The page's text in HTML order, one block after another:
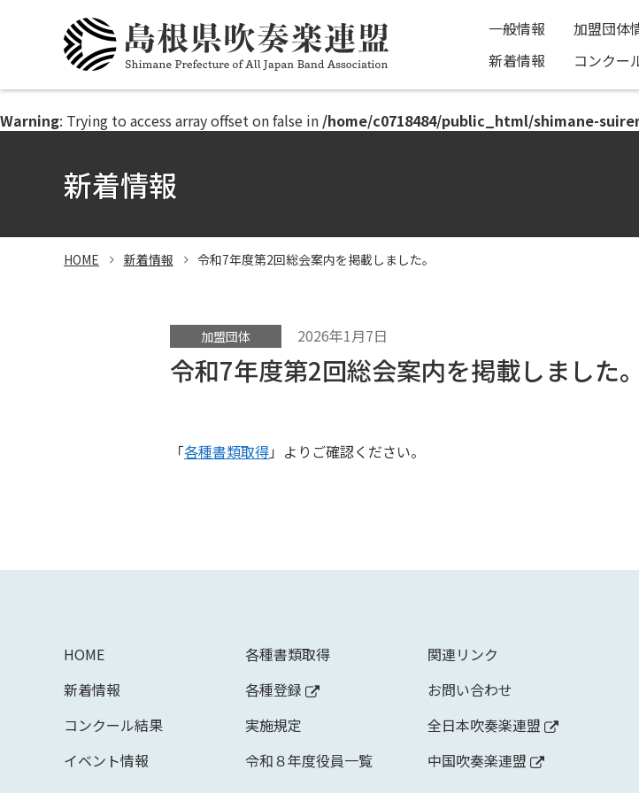
このページの本文へ
一般情報 加盟団体
新着情報
コンクー
Warning: Trying to access array offset on false in /home/c0718484/public_html/shimane-
新着情報
HOME 新着情報 令和7年度第2回総会案内を掲載しました。
加盟団体 2026年1月7日
令和7年度第2回総会案内を掲載しました。
「各種書類取得」よりご確認ください。
HOME
新着情報
コンクール結果
イベント情報
各種書類取得
各種登録
実施規定
令和８年度役員一覧
関連リンク
お問い合わせ
全日本吹奏楽連盟
中国吹奏楽連盟